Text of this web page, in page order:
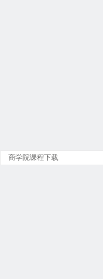
商学院课程下载